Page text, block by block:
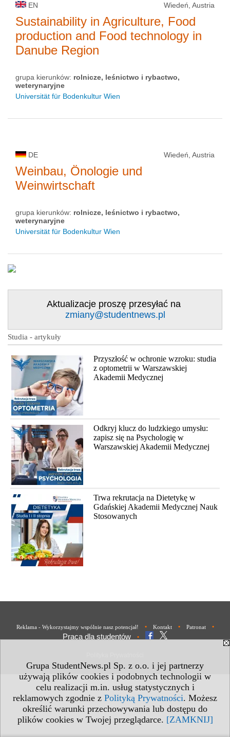
Grupa StudentNews.pl Sp. z o.o. i jej partnerzy
używają plików cookies i podobnych technologii w
celu realizacji m.in. usług statystycznych i
reklamowych zgodnie z Polityką Prywatności. Możesz
określić warunki przechowywania lub dostępu do
plików cookies w Twojej przeglądarce. [ZAMKNIJ]
EN Wiedeń, Austria
Sustainability in Agriculture, Food
production and Food technology in
Danube Region
grupa kierunków: rolnicze, leśnictwo i rybactwo,
weterynaryjne
Universität für Bodenkultur Wien
DE Wiedeń, Austria
Weinbau, Önologie und
Weinwirtschaft
grupa kierunków: rolnicze, leśnictwo i rybactwo,
weterynaryjne
Universität für Bodenkultur Wien
Aktualizacje proszę przesyłać na
zmiany@studentnews.pl
Studia - artykuły
Przyszłość w ochronie wzroku: studia
z optometrii w Warszawskiej
Akademii Medycznej
Odkryj klucz do ludzkiego umysłu:
zapisz się na Psychologię w
Warszawskiej Akademii Medycznej
Trwa rekrutacja na Dietetykę w
Gdańskiej Akademii Medycznej Nauk
Stosowanych
Reklama - Wykorzystajmy wspólnie nasz potencjał! • Kontakt • Patronat •
Praca dla studentów •